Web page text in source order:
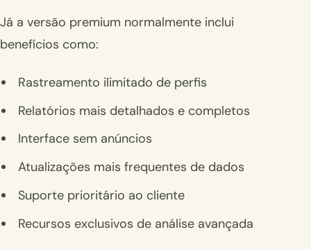
Já a versão premium normalmente inclui
benefícios como:
Rastreamento ilimitado de perfis
Relatórios mais detalhados e completos
Interface sem anúncios
Atualizações mais frequentes de dados
Suporte prioritário ao cliente
Recursos exclusivos de análise avançada